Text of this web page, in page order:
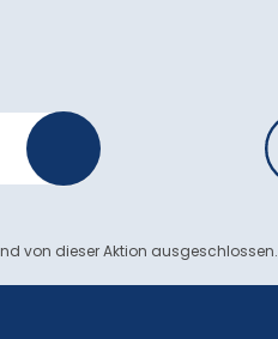
von dieser Aktion ausgeschlossen.